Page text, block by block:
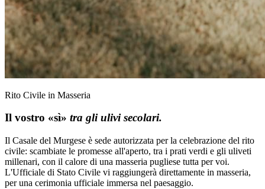
Rito Civile in Masseria
Il vostro «sì» tra gli ulivi secolari.
Il Casale del Murgese è sede autorizzata per la celebrazione del rito
civile: scambiate le promesse all'aperto, tra i prati verdi e gli uliveti
millenari, con il calore di una masseria pugliese tutta per voi.
L'Ufficiale di Stato Civile vi raggiungerà direttamente in masseria,
per una cerimonia ufficiale immersa nel paesaggio.